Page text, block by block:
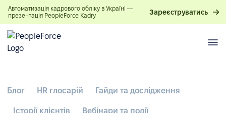
Автоматизація кадрового обліку в Україні —
презентація PeopleForce Kadry
Зареєструватись
Блог HR глосарій Гайди та дослідження
Історії клієнтів Вебінари та події